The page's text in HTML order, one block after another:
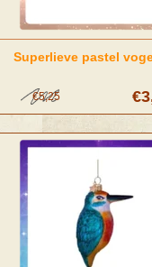
Superlieve pastel
€5,25